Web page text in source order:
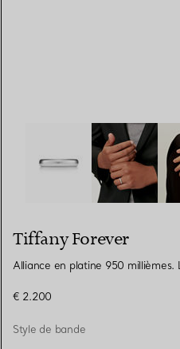
Tiffany Forever:Alliance en
Tiffany Forever
Alliance en platine 950
€ 2.200
Style de bande